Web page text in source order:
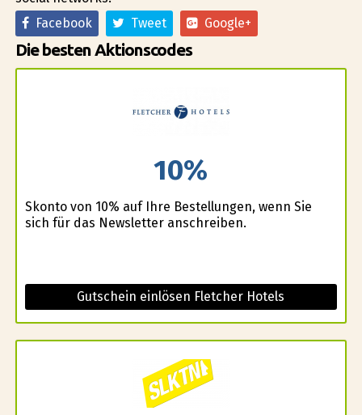
Facebook
Tweet Google+
Die besten Aktionscodes
10%
Skonto von 10% auf Ihre Bestellungen, wenn Sie
sich für das Newsletter anschreiben.
Gutschein einlösen Fletcher Hotels